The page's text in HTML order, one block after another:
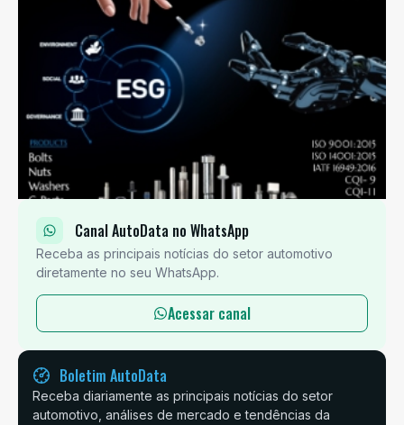
Canal AutoData no WhatsApp
Receba as principais notícias do setor automotivo
diretamente no seu WhatsApp.
Acessar canal
Boletim AutoData
Receba diariamente as principais notícias do setor
automotivo, análises de mercado e tendências da